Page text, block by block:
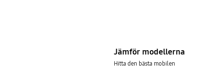
Jämför modellerna
Hitta den bästa mobilen